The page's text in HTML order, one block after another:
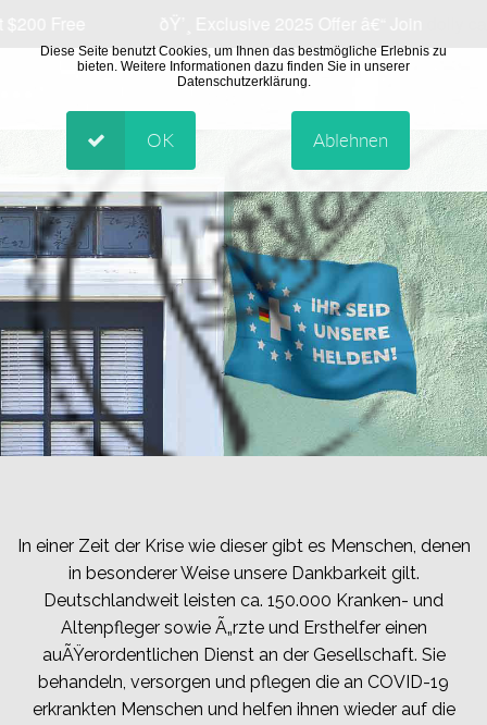
In einer Zeit der Krise wie dieser gibt es Menschen, denen
in besonderer Weise unsere Dankbarkeit gilt.
Deutschlandweit leisten ca. 150.000 Kranken- und
Altenpfleger sowie Ã„rzte und Ersthelfer einen
auÃŸerordentlichen Dienst an der Gesellschaft. Sie
behandeln, versorgen und pflegen die an COVID-19
erkrankten Menschen und helfen ihnen wieder auf die
Diese Seite benutzt Cookies, um Ihnen das bestmögliche Erlebnis zu
bieten. Weitere Informationen dazu finden Sie in unserer
Datenschutzerklärung.
OK Ablehnen